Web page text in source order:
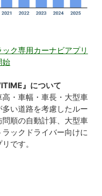
ク専用カーナビアプリ
始
』について
・車幅・車長・大型車
い道路を考慮したルー
問順の自動計算、大型車
ックドライバー向けに
です。